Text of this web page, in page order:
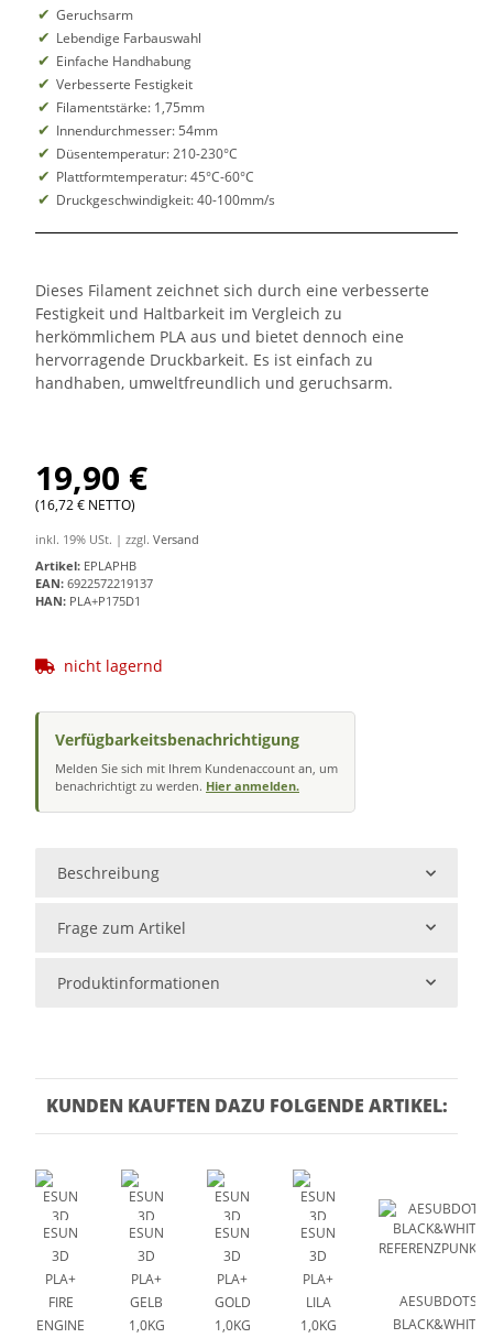
Geruchsarm
Lebendige Farbauswahl
Einfache Handhabung
Verbesserte Festigkeit
Filamentstärke: 1,75mm
Innendurchmesser: 54mm
Düsentemperatur: 210-230°C
Plattformtemperatur: 45°C-60°C
Druckgeschwindigkeit: 40-100mm/s
Dieses Filament zeichnet sich durch eine verbesserte
Festigkeit und Haltbarkeit im Vergleich zu
herkömmlichem PLA aus und bietet dennoch eine
hervorragende Druckbarkeit. Es ist einfach zu
handhaben, umweltfreundlich und geruchsarm.
19,90 €
(16,72 € NETTO)
inkl. 19% USt. | zzgl. Versand
Artikel: EPLAPHB
EAN: 6922572219137
HAN: PLA+P175D1
nicht lagernd
Verfügbarkeitsbenachrichtigung
Melden Sie sich mit Ihrem Kundenaccount an, um
benachrichtigt zu werden. Hier anmelden.
Beschreibung
Frage zum Artikel
Produktinformationen
KUNDEN KAUFTEN DAZU FOLGENDE ARTIKEL:
ESUN
3D
PLA+
FIRE
ENGINE
ESUN
3D
PLA+
GELB
1,0KG
ESUN
3D
PLA+
GOLD
1,0KG
ESUN
3D
PLA+
LILA
1,0KG
AESUBDOTS
BLACK&WHITE